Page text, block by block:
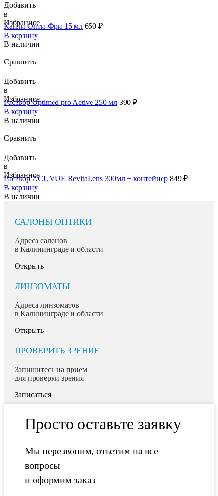
Добавить
в
Избранное
Капли Опти-Фри 15 мл 650 ₽
В корзину
В наличии
Сравнить
Добавить
в
Избранное
Раствор Optimed pro Active 250 мл 390 ₽
В корзину
В наличии
Сравнить
Добавить
в
Избранное
Раствор ACUVUE RevitaLens 300мл + контейнер 849 ₽
В корзину
В наличии
САЛОНЫ ОПТИКИ
Адреса салонов
в Калининграде и области
Открыть
ЛИНЗОМАТЫ
Адреса линзоматов
в Калининграде и области
Открыть
ПРОВЕРИТЬ ЗРЕНИЕ
Запишитесь на прием
для проверки зрения
Записаться
Просто оставьте заявку
Мы перезвоним, ответим на все
вопросы
и оформим заказ